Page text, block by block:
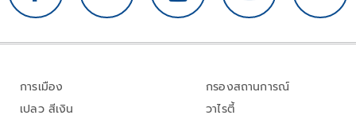
การเมือง
เปลว สีเงิน
กรองสถานการณ์
วาไรตี้